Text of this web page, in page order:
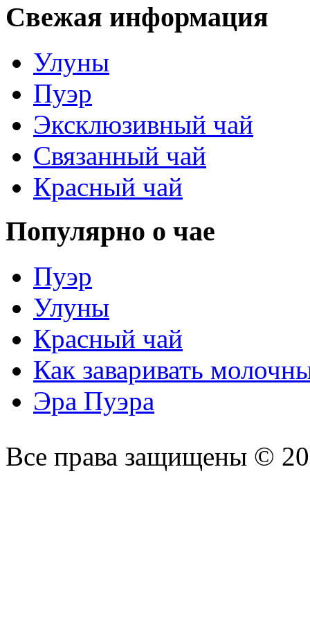
Свежая информация
Улуны
Пуэр
Эксклюзивный чай
Связанный чай
Красный чай
Популярно о чае
Пуэр
Улуны
Красный чай
Как заваривать
Эра Пуэра
Все права защищены ©